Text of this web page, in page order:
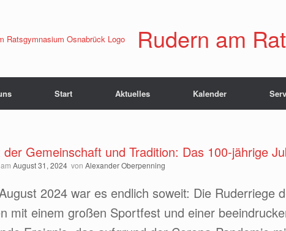
Rudern am
Start Aktuelles Kalender
der Gemeinschaft und Tradition: Das 100-jährige
August 31, 2024 von Alexander Oberpenning
2024 war es endlich soweit: Die
mit einem großen Sportfest und einer